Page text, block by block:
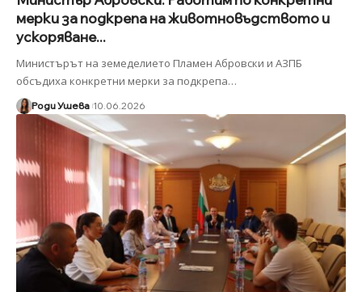
мерки за подкрепа на животновъдството и
ускоряване...
Министърът на земеделието Пламен Абровски и АЗПБ
обсъдиха конкретни мерки за подкрепа…
Роди Ушева 10.06.2026